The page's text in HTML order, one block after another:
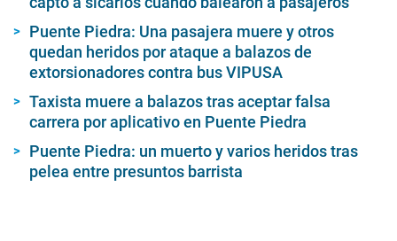
Puente Piedra: Una pasajera muere y otros
quedan heridos por ataque a balazos de
extorsionadores contra bus VIPUSA
Taxista muere a balazos tras aceptar falsa
carrera por aplicativo en Puente Piedra
Puente Piedra: un muerto y varios heridos tras
pelea entre presuntos barrista